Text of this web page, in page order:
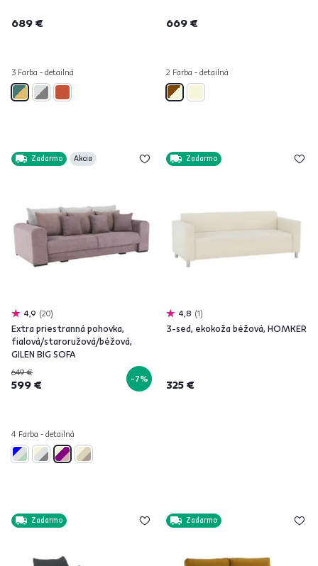
689 €
3 Farba - detailná
669 €
2 Farba - detailná
Zadarmo Akcia
4,9 20
Extra priestranná pohovka,
fialová/staroružová/béžová,
GILEN BIG SOFA
649 €
599 € -7%
4 Farba - detailná
Zadarmo
4,8 1
3-sed, ekokoža béžová, HOMKER
325 €
Zadarmo Zadarmo